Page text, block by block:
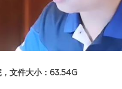
，文件大小：63.54G